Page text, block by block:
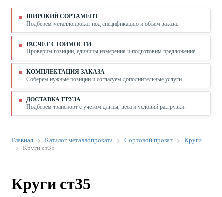
ШИРОКИЙ СОРТАМЕНТ
Подберем металлопрокат под спецификацию и объем заказа.
РАСЧЕТ СТОИМОСТИ
Проверим позиции, единицы измерения и подготовим предложение.
КОМПЛЕКТАЦИЯ ЗАКАЗА
Соберем нужные позиции и согласуем дополнительные услуги.
ДОСТАВКА ГРУЗА
Подберем транспорт с учетом длины, веса и условий разгрузки.
Главная Каталог металлопроката Сортовой прокат
Круги
Круги ст35
Круги ст35